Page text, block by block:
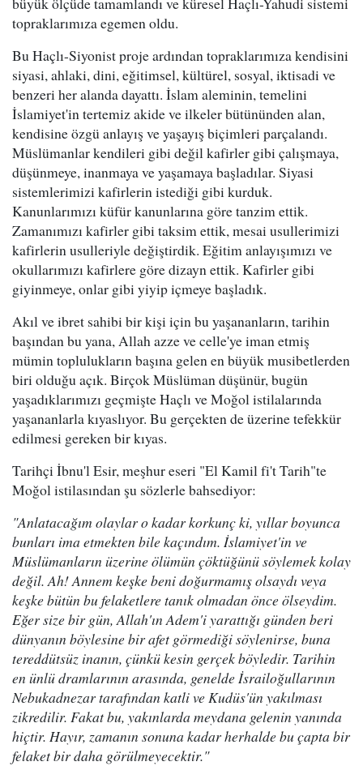
topraklarımıza egemen oldu.
Bu Haçlı-Siyonist proje ardından topraklarımıza kendisini
siyasi, ahlaki, dini, eğitimsel, kültürel, sosyal, iktisadi ve
benzeri her alanda dayattı. İslam aleminin, temelini
İslamiyet'in tertemiz akide ve ilkeler bütününden alan,
kendisine özgü anlayış ve yaşayış biçimleri parçalandı.
Müslümanlar kendileri gibi değil kafirler gibi çalışmaya,
düşünmeye, inanmaya ve yaşamaya başladılar. Siyasi
sistemlerimizi kafirlerin istediği gibi kurduk.
Kanunlarımızı küfür kanunlarına göre tanzim ettik.
Zamanımızı kafirler gibi taksim ettik, mesai usullerimizi
kafirlerin usulleriyle değiştirdik. Eğitim anlayışımızı ve
okullarımızı kafirlere göre dizayn ettik. Kafirler gibi
giyinmeye, onlar gibi yiyip içmeye başladık.
Akıl ve ibret sahibi bir kişi için bu yaşananların, tarihin
başından bu yana, Allah azze ve celle'ye iman etmiş
mümin toplulukların başına gelen en büyük musibetlerden
biri olduğu açık. Birçok Müslüman düşünür, bugün
yaşadıklarımızı geçmişte Haçlı ve Moğol istilalarında
yaşananlarla kıyaslıyor. Bu gerçekten de üzerine tefekkür
edilmesi gereken bir kıyas.
Tarihçi İbnu'l Esir, meşhur eseri "El Kamil fi't Tarih"te
Moğol istilasından şu sözlerle bahsediyor:
"Anlatacağım olaylar o kadar korkunç ki, yıllar boyunca
bunları ima etmekten bile kaçındım. İslamiyet'in ve
Müslümanların üzerine ölümün çöktüğünü söylemek kolay
değil. Ah! Annem keşke beni doğurmamış olsaydı veya
keşke bütün bu felaketlere tanık olmadan önce ölseydim.
Eğer size bir gün, Allah'ın Adem'i yarattığı günden beri
dünyanın böylesine bir afet görmediği söylenirse, buna
tereddütsüz inanın, çünkü kesin gerçek böyledir. Tarihin
en ünlü dramlarının arasında, genelde İsrailoğullarının
Nebukadnezar tarafından katli ve Kudüs'ün yakılması
zikredilir. Fakat bu, yakınlarda meydana gelenin yanında
hiçtir. Hayır, zamanın sonuna kadar herhalde bu çapta bir
felaket bir daha görülmeyecektir."